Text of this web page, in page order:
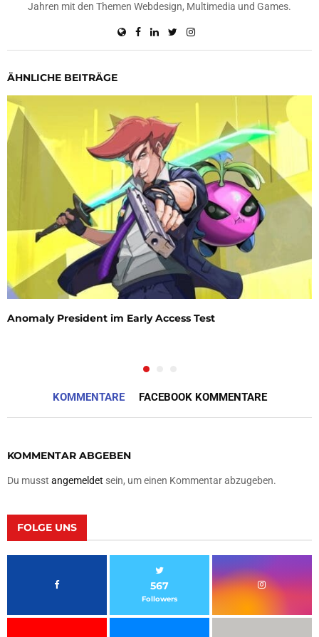
Jahren mit den Themen Webdesign, Multimedia und Games.
ÄHNLICHE BEITRÄGE
Anomaly President im Early Access Test
KOMMENTARE FACEBOOK KOMMENTARE
KOMMENTAR ABGEBEN
Du musst angemeldet sein, um einen Kommentar abzugeben.
FOLGE UNS
567
Followers